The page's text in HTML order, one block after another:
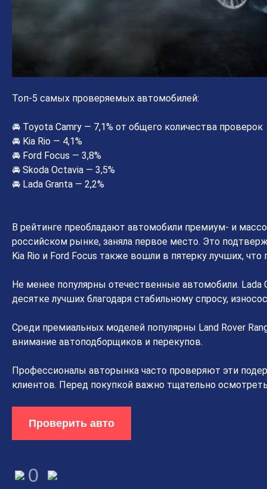
Топ-5 самых проверяемых автомобилей:
🚘 Toyota Camry — 7,1% от общего количества проверок
🚘 Kia Rio — 4,1%
🚘 Ford Focus — 3,8%
🚘 Skoda Octavia — 3,5%
🚘 Lada Granta — 2,2%
В рейтинге преобладают автомобили премиум- и
российском рынке, заняла первое место. Это
Kia Rio и Ford Focus также вошли в пятерку лучших,
Не менее популярны отечественные автомобили. Lada
десятке лучших благодаря стабильному спросу,
Среди премиальных моделей популярны Land Rover
внимание автоподборщиков и перекупов.
Профессионалы авторынка часто проверяют эти
клиентов. Перед покупкой важно тщательно
Проверить авто
0